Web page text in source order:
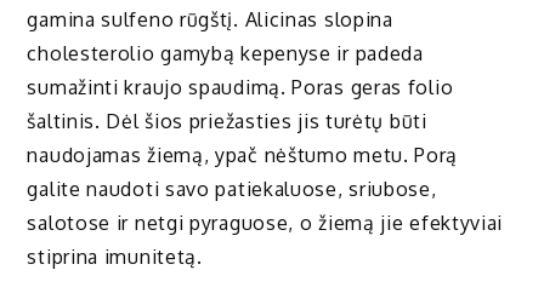
gamina sulfeno rūgštį. Alicinas slopina
cholesterolio gamybą kepenyse ir padeda
sumažinti kraujo spaudimą. Poras geras folio
šaltinis. Dėl šios priežasties jis turėtų būti
naudojamas žiemą, ypač nėštumo metu. Porą
galite naudoti savo patiekaluose, sriubose,
salotose ir netgi pyraguose, o žiemą jie efektyviai
stiprina imunitetą.